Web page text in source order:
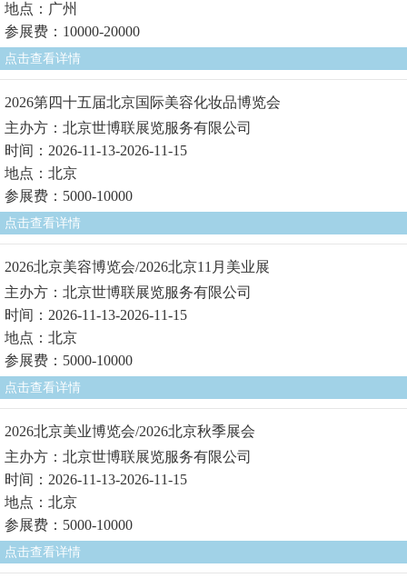
地点：广州
参展费：10000-20000
点击查看详情
2026第四十五届北京国际美容化妆品博览会
主办方：北京世博联展览服务有限公司
时间：2026-11-13-2026-11-15
地点：北京
参展费：5000-10000
点击查看详情
2026北京美容博览会/2026北京11月美业展
主办方：北京世博联展览服务有限公司
时间：2026-11-13-2026-11-15
地点：北京
参展费：5000-10000
点击查看详情
2026北京美业博览会/2026北京秋季展会
主办方：北京世博联展览服务有限公司
时间：2026-11-13-2026-11-15
地点：北京
参展费：5000-10000
点击查看详情